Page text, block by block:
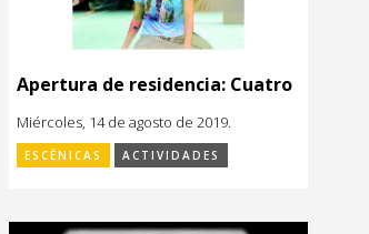
Apertura de residencia: Cuatro
Miércoles, 14 de agosto de 2019.
ESCÉNICAS ACTIVIDADES